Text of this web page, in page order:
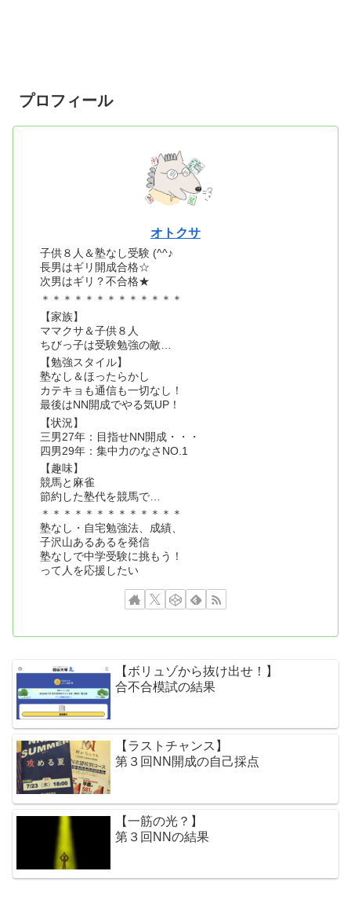
プロフィール
オトクサ
子供８人＆塾なし受験 (^^♪
長男はギリ開成合格☆
次男はギリ？不合格★
＊＊＊＊＊＊＊＊＊＊＊＊＊
【家族】
ママクサ＆子供８人
ちびっ子は受験勉強の敵…
【勉強スタイル】
塾なし＆ほったらかし
カテキョも通信も一切なし！
最後はNN開成でやる気UP！
【状況】
三男27年：目指せNN開成・・・
四男29年：集中力のなさNO.1
【趣味】
競馬と麻雀
節約した塾代を競馬で…
＊＊＊＊＊＊＊＊＊＊＊＊＊
塾なし・自宅勉強法、成績、
子沢山あるあるを発信
塾なしで中学受験に挑もう！
って人を応援したい
【ボリュゾから抜け出せ！】
合不合模試の結果
【ラストチャンス】
第３回NN開成の自己採点
【一筋の光？】
第３回NNの結果